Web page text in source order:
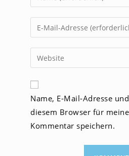
deinen
Namen
oder
zum
Kommentieren
ein
Gib
deine
E-
Mail-
zum
Kommentieren
ein
Gib
deine
Website-
URL
ein
(optional)
Name, E-Mail-Adresse
diesem Browser für
Kommentar speichern.